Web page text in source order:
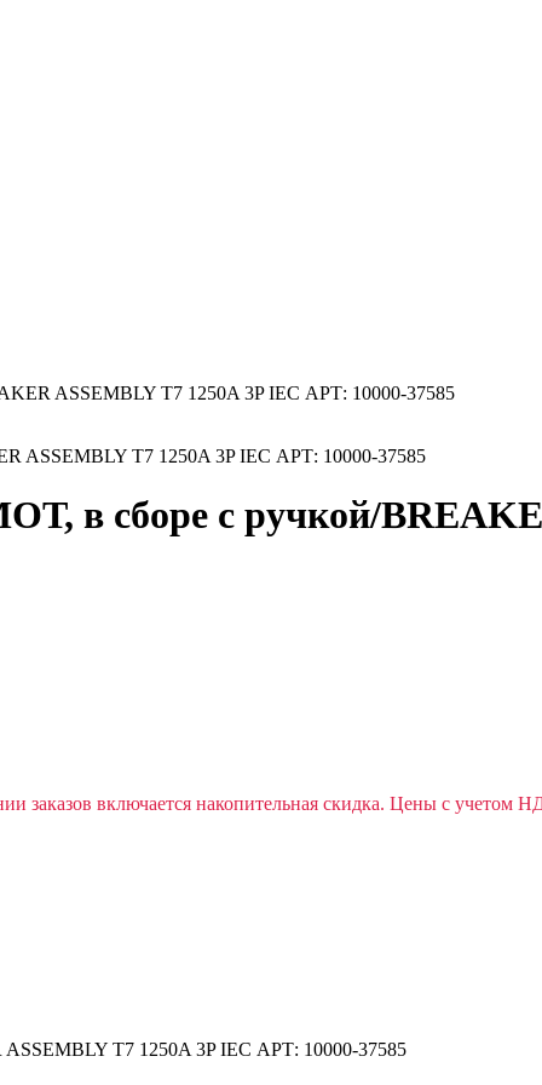
ASSEMBLY T7 1250A 3P IEC АРТ: 10000-37585
в сборе с ручкой/
заказов включается накопительная скидка. Цены с учетом
T7 1250A 3P IEC АРТ: 10000-37585